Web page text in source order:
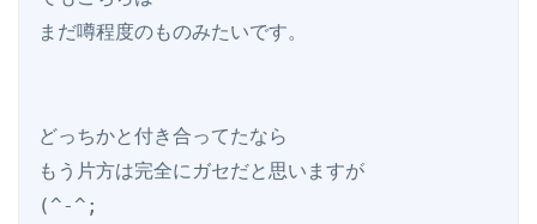
まだ噂程度のものみたいです。
どっちかと付き合ってたなら
もう片方は完全にガセだと思いますが
(^-^;